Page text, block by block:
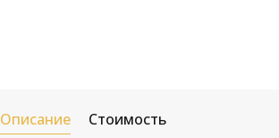
Описание Стоимость